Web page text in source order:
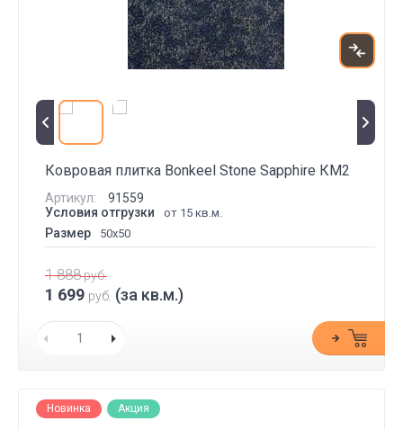
Ковровая плитка Bonkeel Stone Sapphire КМ2
Артикул:
91559
Условия отгрузки
от 15 кв.м.
Размер 50x50
1 888руб.
1 699 руб. (за кв.м.)
Новинка Акция